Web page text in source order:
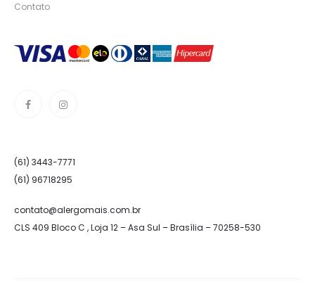
Contato
(61) 3443-7771
(61) 96718295
contato@alergomais.com.br
CLS 409 Bloco C , Loja 12 – Asa Sul – Brasília – 70258-530